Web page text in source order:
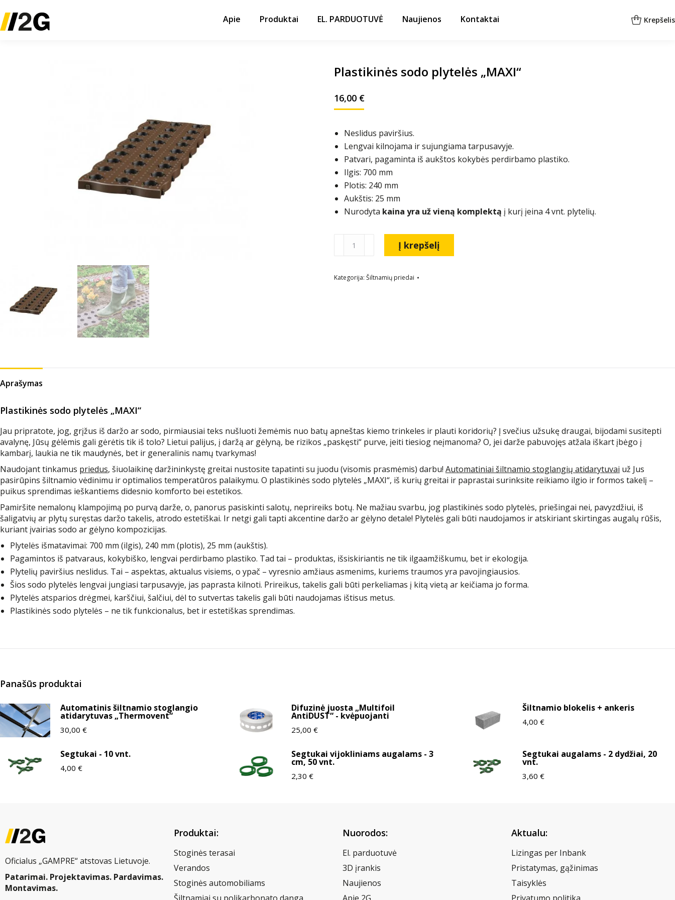
Apie Produktai EL. PARDUOTUVĖ Naujienos Kontaktai Krepšelis
Plastikinės sodo plytelės „MAXI“
16,00 €
Neslidus paviršius.
Lengvai kilnojama ir sujungiama tarpusavyje.
Patvari, pagaminta iš aukštos kokybės perdirbamo plastiko.
Ilgis: 700 mm
Plotis: 240 mm
Aukštis: 25 mm
Nurodyta kaina yra už vieną komplektą į kurį įeina 4 vnt. plytelių.
Į krepšelį
Kategorija: Šiltnamių priedai
Aprašymas
Plastikinės sodo plytelės „MAXI“
Jau pripratote, jog, grįžus iš daržo ar sodo, pirmiausiai teks nušluoti žemėmis nuo batų apneštas kiemo trinkeles ir plauti koridorių? Į svečius užsukę draugai, bijodami susitepti
avalynę, Jūsų gėlėmis gali gėrėtis tik iš tolo? Lietui palijus, į daržą ar gėlyną, be rizikos „paskęsti“ purve, įeiti tiesiog neįmanoma? O, jei darže pabuvojęs atžala iškart įbėgo į
kambarį, laukia ne tik maudynės, bet ir generalinis namų tvarkymas!
Naudojant tinkamus priedus, šiuolaikinę daržininkystę greitai nustosite tapatinti su juodu (visomis prasmėmis) darbu! Automatiniai šiltnamio stoglangių atidarytuvai už Jus
pasirūpins šiltnamio vėdinimu ir optimalios temperatūros palaikymu. O plastikinės sodo plytelės „MAXI“, iš kurių greitai ir paprastai surinksite reikiamo ilgio ir formos takelį –
puikus sprendimas ieškantiems didesnio komforto bei estetikos.
Pamiršite nemalonų klampojimą po purvą darže, o, panorus pasiskinti salotų, neprireiks botų. Ne mažiau svarbu, jog plastikinės sodo plytelės, priešingai nei, pavyzdžiui, iš
šaligatvių ar plytų suręstas daržo takelis, atrodo estetiškai. Ir netgi gali tapti akcentine daržo ar gėlyno detale! Plytelės gali būti naudojamos ir atskiriant skirtingas augalų rūšis,
kuriant įvairias sodo ar gėlyno kompozicijas.
Plytelės išmatavimai: 700 mm (ilgis), 240 mm (plotis), 25 mm (aukštis).
Pagamintos iš patvaraus, kokybiško, lengvai perdirbamo plastiko. Tad tai – produktas, išsiskiriantis ne tik ilgaamžiškumu, bet ir ekologija.
Plytelių paviršius neslidus. Tai – aspektas, aktualus visiems, o ypač – vyresnio amžiaus asmenims, kuriems traumos yra pavojingiausios.
Šios sodo plytelės lengvai jungiasi tarpusavyje, jas paprasta kilnoti. Prireikus, takelis gali būti perkeliamas į kitą vietą ar keičiama jo forma.
Plytelės atsparios drėgmei, karščiui, šalčiui, dėl to sutvertas takelis gali būti naudojamas ištisus metus.
Plastikinės sodo plytelės – ne tik funkcionalus, bet ir estetiškas sprendimas.
Panašūs produktai
Automatinis šiltnamio stoglangio
atidarytuvas „Thermovent“
30,00 €
Difuzinė juosta „Multifoil
AntiDUST“ - kvėpuojanti
25,00€
Šiltnamio blokelis + ankeris
4,00€
Segtukai - 10 vnt.
4,00 €
Segtukai vijokliniams augalams - 3
cm, 50 vnt.
2,30€
Segtukai augalams - 2 dydžiai, 20
vnt.
3,60€
Oficialus „GAMPRE“ atstovas Lietuvoje.
Patarimai. Projektavimas. Pardavimas.
Montavimas.
Produktai:
Stoginės terasai
Verandos
Stoginės automobiliams
Nuorodos:
El. parduotuvė
3D įrankis
Naujienos
Aktualu:
Lizingas per Inbank
Pristatymas, gąžinimas
Taisyklės